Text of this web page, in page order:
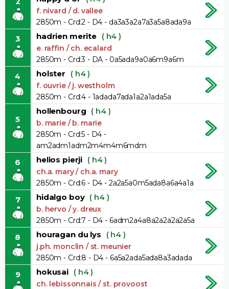
f. nivard / d. vallee
2850m - Crd:2 - D4 - da3a3a2a7a3a5a8ada9a
3 hadrien merite ( h4 )
e. raffin / ch. ecalard
2850m - Crd:3 - DA - 0a5ada9a0a6m9a6m
4 holster ( h4 )
f. ouvrie / j. westholm
2850m - Crd:4 - 1adada7ada1a2a1ada5a
5
hollenbourg ( h4 )
b. marie / b. marie
2850m - Crd:5 - D4 -
am2adm1adm2m4m4m6mdm
6 helios pierji ( h4 )
ch.a. mary / ch.a. mary
2850m - Crd:6 - D4 - 2a2a5a0m5ada8a6a4a1a
7 hidalgo boy ( h4 )
b. hervo / y. dreux
2850m - Crd:7 - D4 - 6adm2a4a8a2a2a2a2a5a
8 houragan du lys ( h4 )
j.ph. monclin / st. meunier
2850m - Crd:8 - D4 - 6a5a2ada5ada8a3adada
9 hokusai ( h4 )
ch. lebissonnais / st. provoost